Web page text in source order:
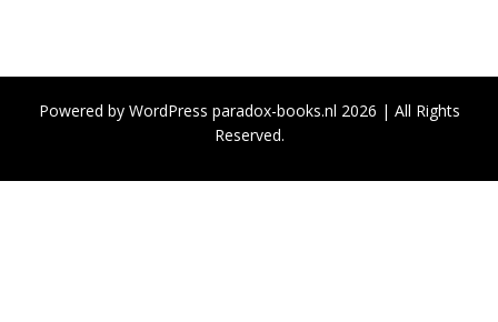
Powered by WordPress paradox-books.nl 2026 | All Rights
Reserved.